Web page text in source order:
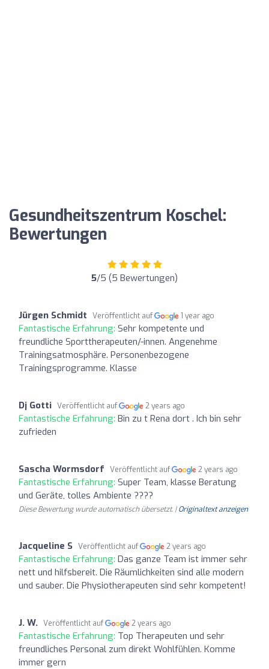
Gesundheitszentrum Koschel:
Bewertungen
5/5 (5 Bewertungen)
Jürgen Schmidt Veröffentlicht auf 1 year ago
Fantastische Erfahrung: Sehr kompetente und
freundliche Sporttherapeuten/-innen. Angenehme
Trainingsatmosphäre. Personenbezogene
Trainingsprogramme. Klasse
Dj Gotti Veröffentlicht auf 2 years ago
Fantastische Erfahrung: Bin zu t Rena dort . Ich bin sehr
zufrieden
Sascha Wormsdorf Veröffentlicht auf 2 years ago
Fantastische Erfahrung: Super Team, klasse Beratung
und Geräte, tolles Ambiente ????
Diese Bewertung wurde automatisch übersetzt. |Originaltext anzeigen
Jacqueline S Veröffentlicht auf 2 years ago
Fantastische Erfahrung: Das ganze Team ist immer sehr
nett und hilfsbereit. Die Räumlichkeiten sind alle modern
und sauber. Die Physiotherapeuten sind sehr kompetent!
J. W. Veröffentlicht auf 2 years ago
Fantastische Erfahrung: Top Therapeuten und sehr
freundliches Personal zum direkt Wohlfühlen. Komme
immer gern